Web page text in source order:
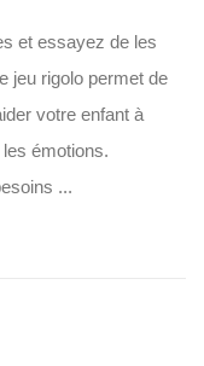
et essayez de les
jeu rigolo permet de
votre enfant à
émotions.
...